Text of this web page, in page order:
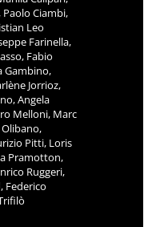
Paolo Ciambi,
Leo
Farinella,
Fabio
Gambino,
Jorrioz,
Angela
Melloni, Marc
Pitti, Loris
Pramotton,
Ruggeri,
Federico